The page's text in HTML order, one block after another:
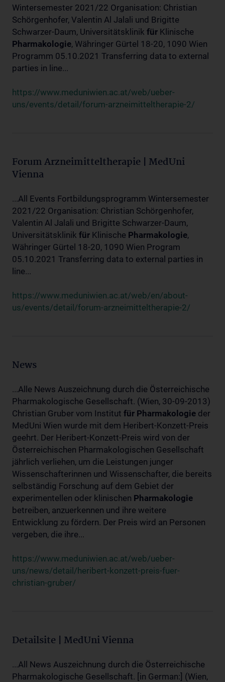
Wintersemester 2021/22 Organisation: Christian
Schörgenhofer, Valentin Al Jalali und Brigitte
Schwarzer-Daum, Universitätsklinik für Klinische
Pharmakologie, Währinger Gürtel 18-20, 1090 Wien
Programm 05.10.2021 Transferring data to external
parties in line...
https://www.meduniwien.ac.at/web/ueber-
uns/events/detail/forum-arzneimitteltherapie-2/
Forum Arzneimitteltherapie | MedUni
Vienna
...All Events Fortbildungsprogramm Wintersemester
2021/22 Organisation: Christian Schörgenhofer,
Valentin Al Jalali und Brigitte Schwarzer-Daum,
Universitätsklinik für Klinische Pharmakologie,
Währinger Gürtel 18-20, 1090 Wien Program
05.10.2021 Transferring data to external parties in
line...
https://www.meduniwien.ac.at/web/en/about-
us/events/detail/forum-arzneimitteltherapie-2/
News
...Alle News Auszeichnung durch die Österreichische
Pharmakologische Gesellschaft. (Wien, 30-09-2013)
Christian Gruber vom Institut für Pharmakologie der
MedUni Wien wurde mit dem Heribert-Konzett-Preis
geehrt. Der Heribert-Konzett-Preis wird von der
Österreichischen Pharmakologischen Gesellschaft
jährlich verliehen, um die Leistungen junger
Wissenschafterinnen und Wissenschafter, die bereits
selbständig Forschung auf dem Gebiet der
experimentellen oder klinischen Pharmakologie
betreiben, anzuerkennen und ihre weitere
Entwicklung zu fördern. Der Preis wird an Personen
vergeben, die ihre...
https://www.meduniwien.ac.at/web/ueber-
uns/news/detail/heribert-konzett-preis-fuer-
christian-gruber/
Detailsite | MedUni Vienna
...All News Auszeichnung durch die Österreichische
Pharmakologische Gesellschaft. [in German:] (Wien,